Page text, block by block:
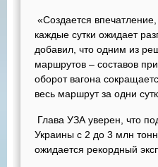
«Создается
каждые сутки ожидает
добавил, что одним из
маршрутов – составов
оборот вагона
весь маршрут за одни
Глава УЗА уверен, что
Украины с 2 до 3 млн
ожидается рекордный